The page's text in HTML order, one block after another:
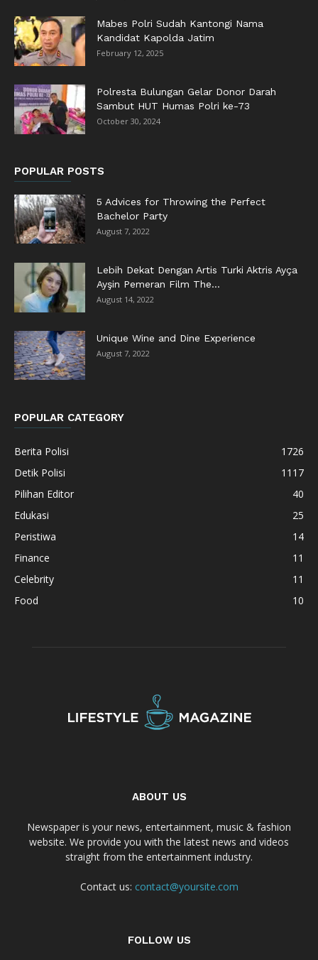
Mabes Polri Sudah Kantongi Nama
Kandidat Kapolda Jatim
February 12, 2025
Polresta Bulungan Gelar Donor Darah
Sambut HUT Humas Polri ke-73
October 30, 2024
POPULAR POSTS
5 Advices for Throwing the Perfect
Bachelor Party
August 7, 2022
Lebih Dekat Dengan Artis Turki Aktris Ayça
Ayşin Pemeran Film The...
August 14, 2022
Unique Wine and Dine Experience
August 7, 2022
POPULAR CATEGORY
Berita Polisi
1726
Detik Polisi
1117
Pilihan Editor
40
Edukasi
25
Peristiwa
14
Finance
11
Celebrity
11
Food
10
ABOUT US
Newspaper is your news, entertainment, music & fashion
website. We provide you with the latest news and videos
straight from the entertainment industry.
Contact us: contact@yoursite.com
FOLLOW US